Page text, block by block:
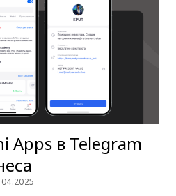
Apps в Telegram